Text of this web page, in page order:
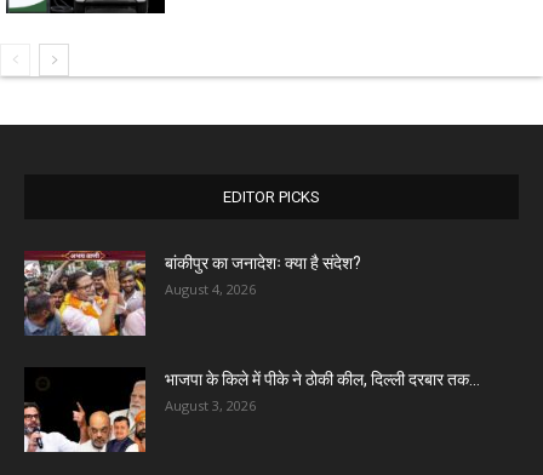
EDITOR PICKS
बांकीपुर का जनादेशः क्या है संदेश?
August 4, 2026
भाजपा के किले में पीके ने ठोकी कील, दिल्ली दरबार तक...
August 3, 2026